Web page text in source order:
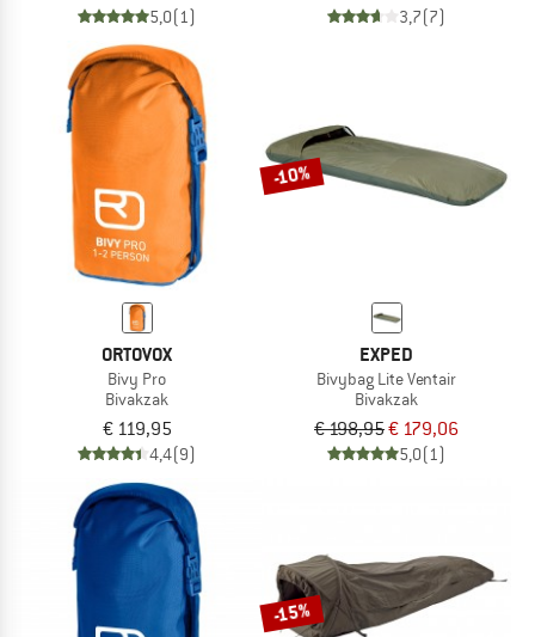
5,0(1) 3,7(7)
ORTOVOX
Bivy Pro
Bivakzak
€ 119,95
4,4(9)
-10%
EXPED
Bivybag Lite Ventair
Bivakzak
€ 198,95€ 179,06
5,0(1)
-15%